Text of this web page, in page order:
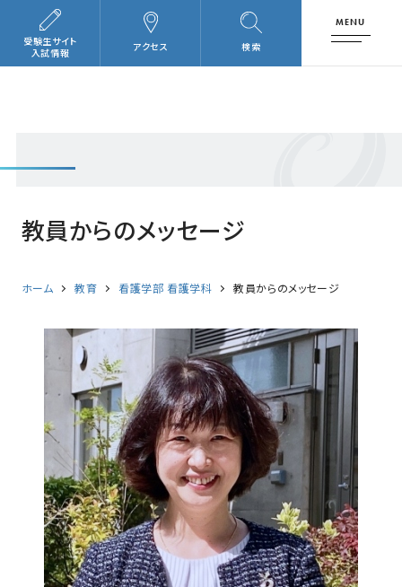
検索
アクセス
受験生サイト
入試情報
MENU
教員からのメッセージ
ホーム 教育 看護学部 看護学科 教員からのメッセージ